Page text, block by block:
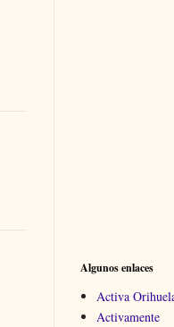
Algunos enlaces
Activa
Activamente